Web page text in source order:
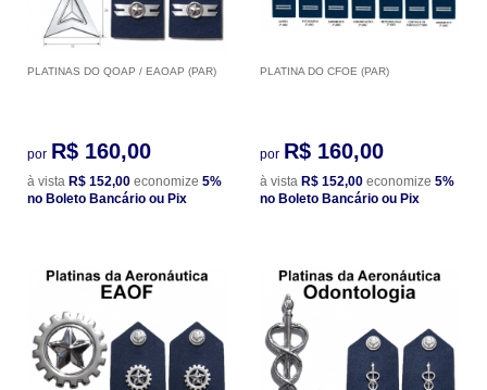
PLATINAS DO QOAP / EAOAP (PAR)
por R$ 160,00
à vista R$ 152,00 economize 5%
no Boleto Bancário ou Pix
PLATINA DO CFOE (PAR)
por R$ 160,00
à vista R$ 152,00 economize 5%
no Boleto Bancário ou Pix